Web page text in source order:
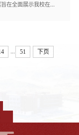
在全面展示我校在教
51 下页